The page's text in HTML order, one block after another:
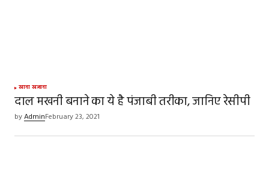
खाना खजाना
दाल मखनी बनाने का ये है पंजाबी तरीका, जानिए रेसीपी
byAdminFebruary 23, 2021